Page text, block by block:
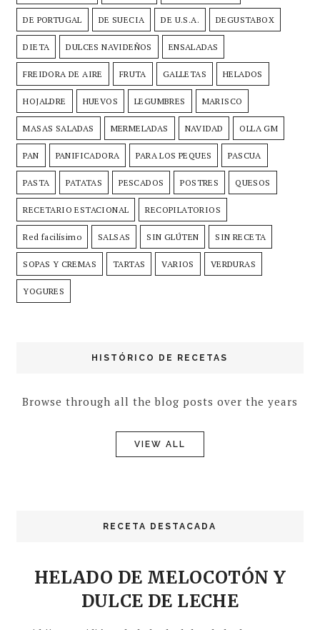
DE PORTUGAL DE SUECIA DE U.S.A. DEGUSTABOX
DIETA DULCES NAVIDEÑOS ENSALADAS
FREIDORA DE AIRE FRUTA GALLETAS HELADOS
HOJALDRE HUEVOS LEGUMBRES MARISCO
MASAS SALADAS MERMELADAS NAVIDAD OLLA GM
PAN PANIFICADORA PARA LOS PEQUES PASCUA
PASTA PATATAS PESCADOS POSTRES QUESOS
RECETARIO ESTACIONAL RECOPILATORIOS
Red facilísimo SALSAS SIN GLÚTEN SIN RECETA
SOPAS Y CREMAS TARTAS VARIOS VERDURAS
YOGURES
HISTÓRICO DE RECETAS
Browse through all the blog posts over the years
VIEW ALL
RECETA DESTACADA
HELADO DE MELOCOTÓN Y
DULCE DE LECHE